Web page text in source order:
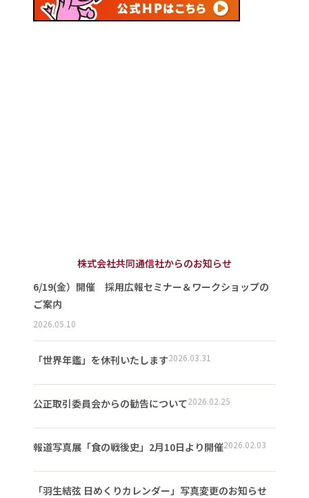
株式会社共同通信社からのお知らせ
6/19(金）開催 採用広報セミナー＆ワークショップの
ご案内
2026.05.10
「世界年鑑」を休刊いたします2026.03.31
公正取引委員会からの勧告について2026.02.25
報道写真展「食の戦後史」2月10日より開催2026.02.03
「羽生結弦 日めくりカレンダー」写真変更のお知らせ